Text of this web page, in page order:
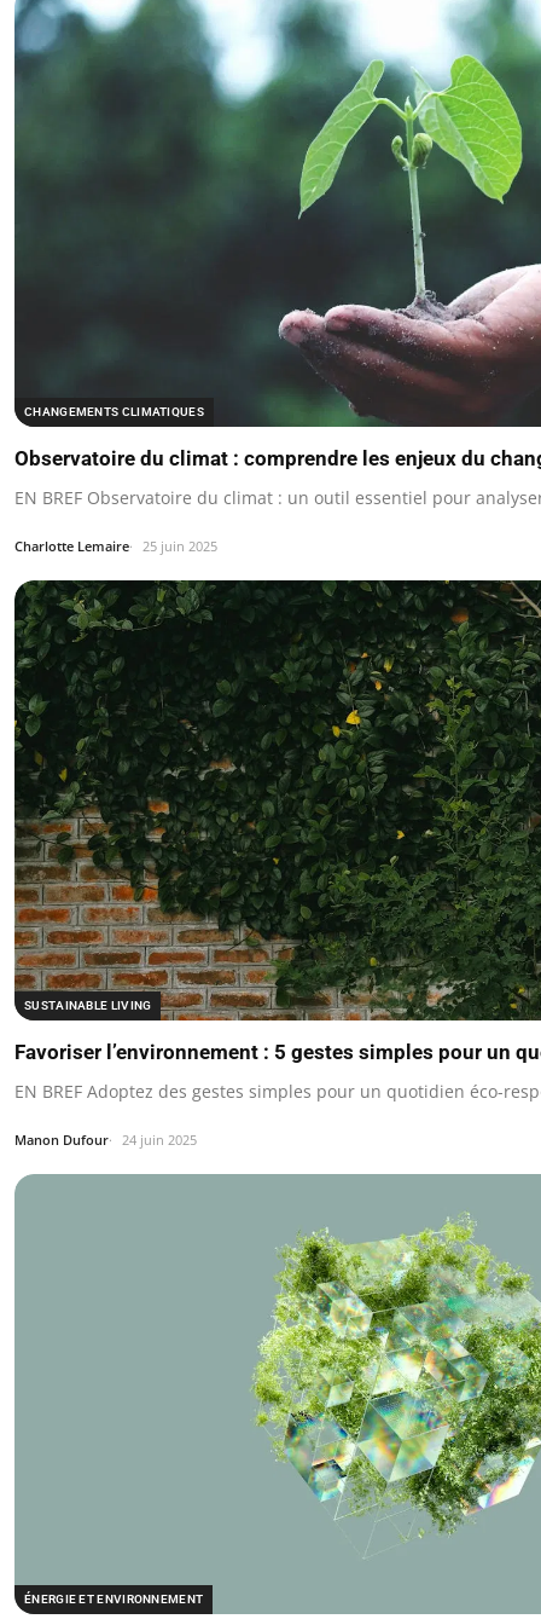
CHANGEMENTS CLIMATIQUES
Observatoire du climat : comprendre les enjeux du
EN BREF Observatoire du climat : un outil essentiel pour
Charlotte Lemaire 25 juin 2025
SUSTAINABLE LIVING
Favoriser l’environnement : 5 gestes simples pour un
EN BREF Adoptez des gestes simples pour un quotidien éco-
Manon Dufour 24 juin 2025
ÉNERGIE ET ENVIRONNEMENT